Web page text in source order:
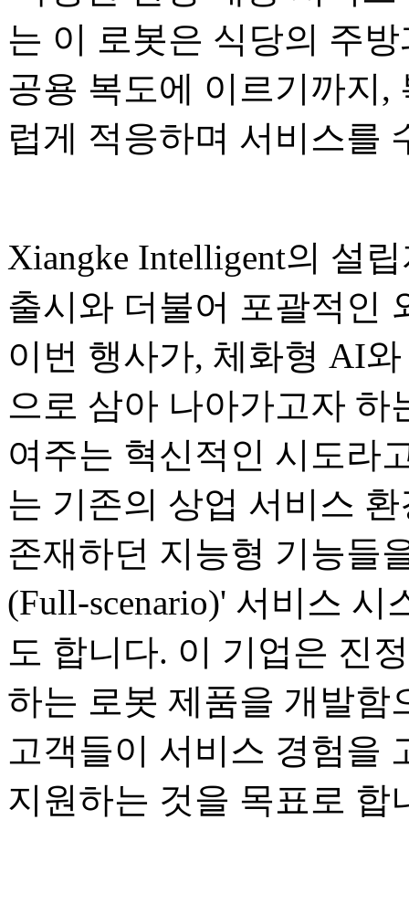
는 이 로봇은 식당의 주
공용 복도에 이르기까지,
럽게 적응하며 서비스를
Xiangke Intelligent의 설
출시와 더불어 포괄적인
이번 행사가, 체화형 AI
으로 삼아 나아가고자
여주는 혁신적인 시도라
는 기존의 상업 서비스
존재하던 지능형 기능들
(Full-scenario)' 서비스
도 합니다. 이 기업은 진
하는 로봇 제품을 개발함
고객들이 서비스 경험을
지원하는 것을 목표로 합